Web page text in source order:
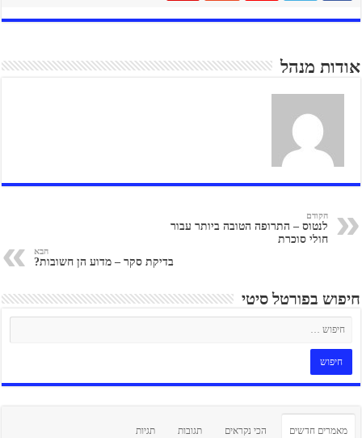
אודות מנהל
הקודם
לנטוס – התרופה הטובה ביותר עבור
חולי סוכרת
הבא
בדיקת סקר – מדוע הן חשובות?
חיפוש בפורטל סיטי
מאמרים חדשים הכי נקראים תגובות תגיות